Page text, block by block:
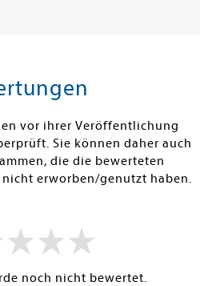
vor ihrer Veröffentlichung
Sie können daher auch
die die bewerteten
erworben/genutzt haben.
noch nicht bewertet.